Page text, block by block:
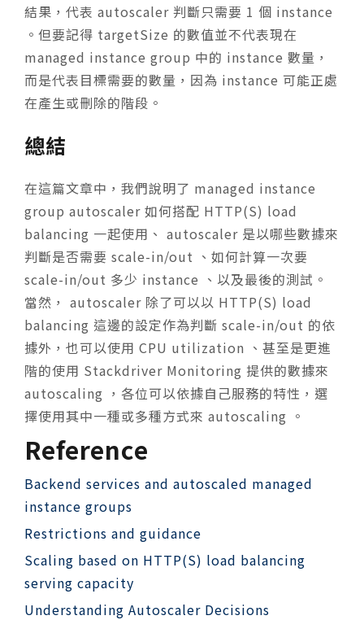
結果，代表 autoscaler 判斷只需要 1 個 instance
。但要記得 targetSize 的數值並不代表現在
managed instance group 中的 instance 數量，
而是代表目標需要的數量，因為 instance 可能正處
在產生或刪除的階段。
總結
在這篇文章中，我們說明了 managed instance
group autoscaler 如何搭配 HTTP(S) load
balancing 一起使用、 autoscaler 是以哪些數據來
判斷是否需要 scale-in/out 、如何計算一次要
scale-in/out 多少 instance 、以及最後的測試。
當然， autoscaler 除了可以以 HTTP(S) load
balancing 這邊的設定作為判斷 scale-in/out 的依
據外，也可以使用 CPU utilization 、甚至是更進
階的使用 Stackdriver Monitoring 提供的數據來
autoscaling ，各位可以依據自己服務的特性，選
擇使用其中一種或多種方式來 autoscaling 。
Reference
Backend services and autoscaled managed
instance groups
Restrictions and guidance
Scaling based on HTTP(S) load balancing
serving capacity
Understanding Autoscaler Decisions